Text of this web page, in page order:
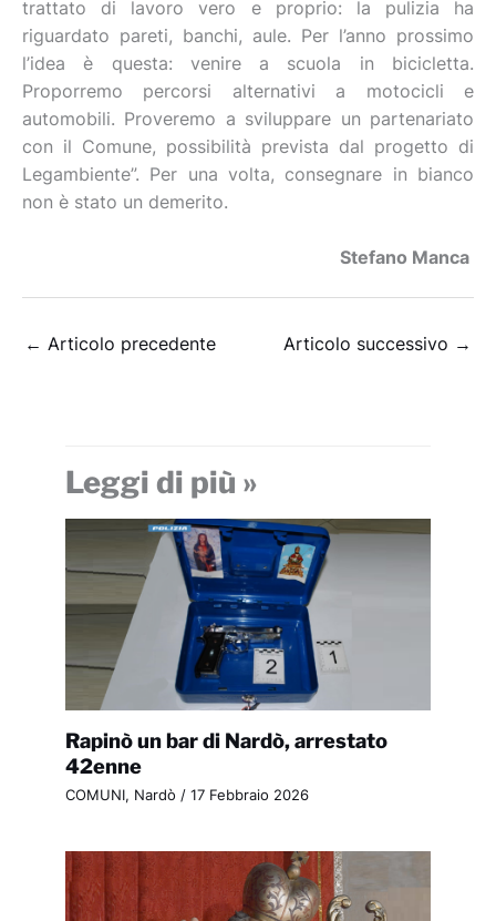
trattato di lavoro vero e proprio: la pulizia ha
riguardato pareti, banchi, aule. Per l’anno prossimo
l’idea è questa: venire a scuola in bicicletta.
Proporremo percorsi alternativi a motocicli e
automobili. Proveremo a sviluppare un partenariato
con il Comune, possibilità prevista dal progetto di
Legambiente”. Per una volta, consegnare in bianco
non è stato un demerito.
Stefano Manca
← Articolo precedente Articolo successivo →
Leggi di più »
Rapinò un bar di Nardò, arrestato
42enne
COMUNI, Nardò / 17 Febbraio 2026